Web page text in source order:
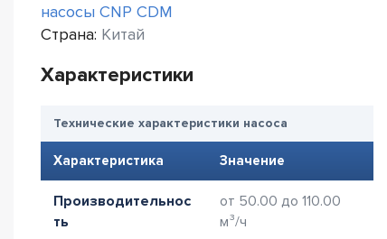
насосы CNP CDM
Страна: Китай
Характеристики
Технические характеристики насоса
Характеристика Значение
Производительнос
ть
от 50.00 до 110.00
м³/ч